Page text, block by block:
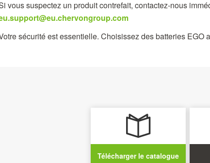
vous suspectez un produit contrefait, contactez-nous
sécurité est essentielle. Choisissez des batteries EGO
Télécharger le catalogue